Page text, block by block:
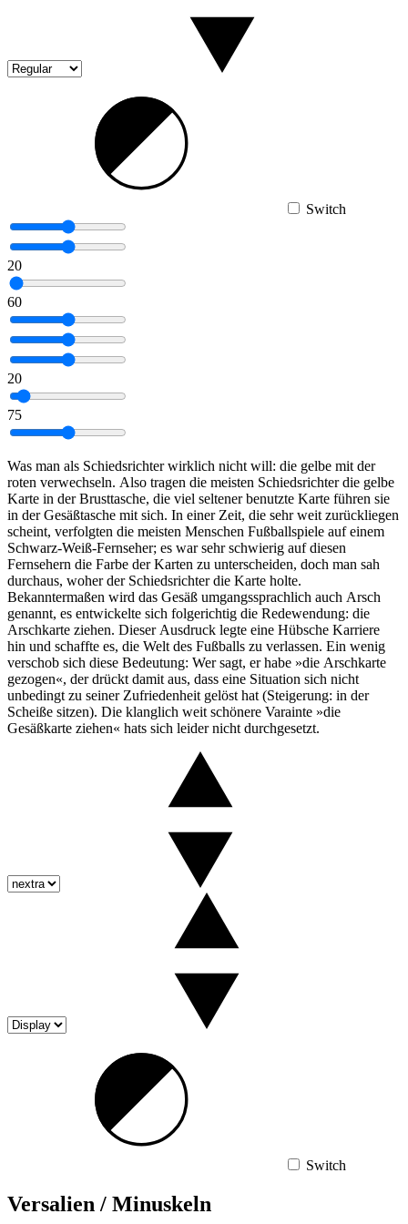
Switch
20
60
20
75
Was man als Schiedsrichter wirklich nicht will: die gelbe mit der
roten verwechseln. Also tragen die meisten Schiedsrichter die gelbe
Karte in der Brusttasche, die viel seltener benutzte Karte führen sie
in der Gesäßtasche mit sich. In einer Zeit, die sehr weit zurückliegen
scheint, verfolgten die meisten Menschen Fußballspiele auf einem
Schwarz-Weiß-Fernseher; es war sehr schwierig auf diesen
Fernsehern die Farbe der Karten zu unterscheiden, doch man sah
durchaus, woher der Schiedsrichter die Karte holte.
Bekanntermaßen wird das Gesäß umgangssprachlich auch Arsch
genannt, es entwickelte sich folgerichtig die Redewendung: die
Arschkarte ziehen. Dieser Ausdruck legte eine Hübsche Karriere
hin und schaffte es, die Welt des Fußballs zu verlassen. Ein wenig
verschob sich diese Bedeutung: Wer sagt, er habe »die Arschkarte
gezogen«, der drückt damit aus, dass eine Situation sich nicht
unbedingt zu seiner Zufriedenheit gelöst hat (Steigerung: in der
Scheiße sitzen). Die klanglich weit schönere Varainte »die
Gesäßkarte ziehen« hats sich leider nicht durchgesetzt.
Switch
Versalien / Minuskeln